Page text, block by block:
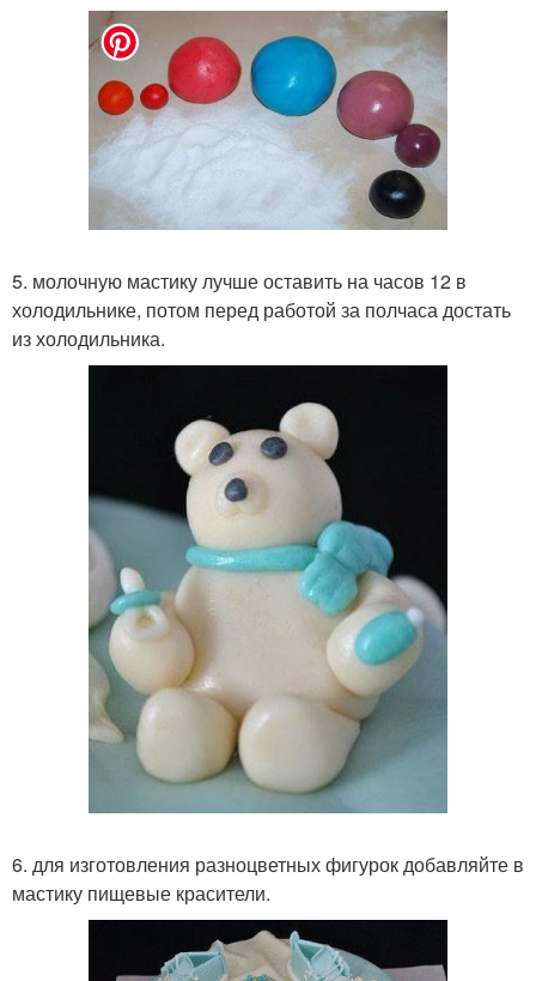
5. молочную мастику лучше оставить на часов 12 в
холодильнике, потом перед работой за полчаса достать
из холодильника.
6. для изготовления разноцветных фигурок добавляйте в
мастику пищевые красители.